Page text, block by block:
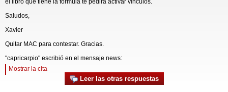
el libro que tiene la fórmula te pedirá activar vínculos.
Saludos,
Xavier
Quitar MAC para contestar. Gracias.
"capricarpio" escribió en el mensaje news:
Mostrar la cita
Leer las otras respuestas